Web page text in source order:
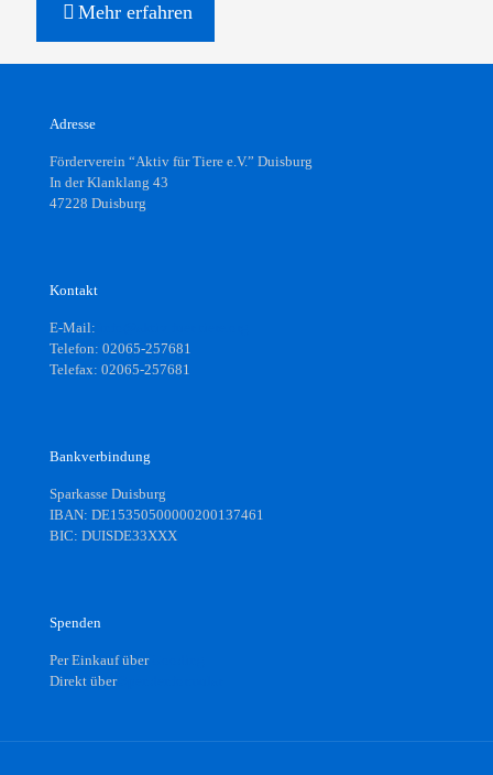
Mehr erfahren
Adresse
Förderverein “Aktiv für Tiere e.V.” Duisburg
In der Klanklang 43
47228 Duisburg
Kontakt
E-Mail:
Telefon: 02065-257681
Telefax: 02065-257681
Bankverbindung
Sparkasse Duisburg
IBAN: DE15350500000200137461
BIC: DUISDE33XXX
Spenden
Per Einkauf über
Direkt über